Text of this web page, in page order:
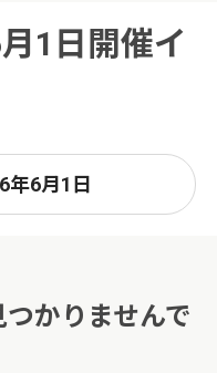
1日開催イ
年6月1日
かりませんで